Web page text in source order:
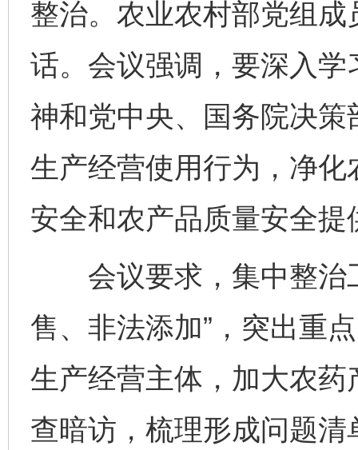
整治。农业农村部党组
话。会议强调，要深入
神和党中央、国务院决
生产经营使用行为，净
安全和农产品质量安全提
会议要求，集中整治
售、非法添加”，突出重
生产经营主体，加大农
查暗访，梳理形成问题